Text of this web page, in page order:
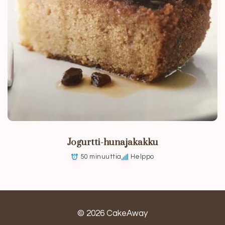
Jogurtti-hunajakakku
50 minuuttia Helppo
© 2026 CakeAway